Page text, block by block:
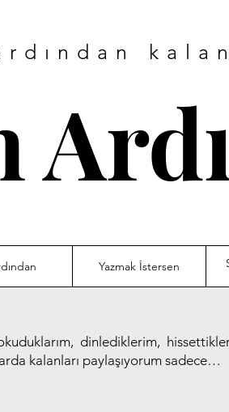
Yazmak İstersen
dinlediklerim,
kalanları paylaşıyorum sadece…